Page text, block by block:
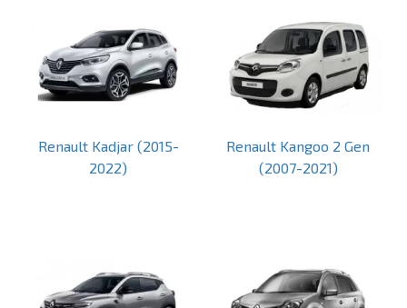
Renault Kadjar (2015-
2022)
Renault Kangoo 2 Gen
(2007-2021)